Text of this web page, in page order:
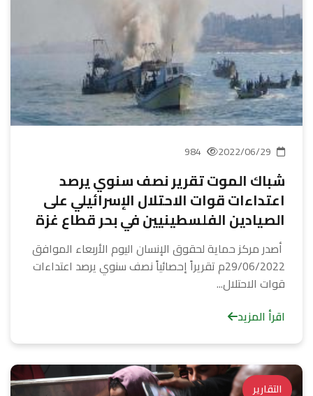
شباك الموت تقرير نصف سنوي يرصد
اعتداءات قوات الاحتلال الإسرائيلي على
الصيادين الفلسطينيين في بحر قطاع غزة
أصدر مركز حماية لحقوق الإنسان اليوم الأربعاء الموافق
29/06/2022م تقريراً إحصائياً نصف سنوي يرصد اعتداءات
قوات الاحتلال...
اقرأ المزيد
التقارير